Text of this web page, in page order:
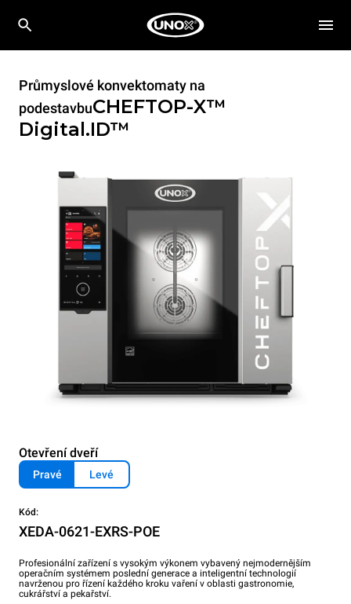
Průmyslové konvektomaty na
podestavbuCHEFTOP-X™
Digital.ID™
Otevření dveří
Pravé Levé
Kód:
XEDA-0621-EXRS-POE
Profesionální zařízení s vysokým výkonem vybavený nejmodernějším
operačním systémem poslední generace a inteligentní technologií
navrženou pro řízení každého kroku vaření v oblasti gastronomie,
cukrářství a pekařství.